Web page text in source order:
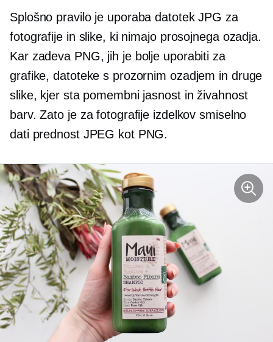
Splošno pravilo je uporaba datotek JPG za
fotografije in slike, ki nimajo prosojnega ozadja.
Kar zadeva PNG, jih je bolje uporabiti za
grafike, datoteke s prozornim ozadjem in druge
slike, kjer sta pomembni jasnost in živahnost
barv. Zato je za fotografije izdelkov smiselno
dati prednost JPEG kot PNG.